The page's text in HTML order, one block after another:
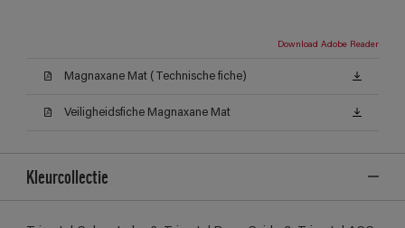
Download Adobe Reader
Magnaxane Mat (Technische fiche)
Veiligheidsfiche Magnaxane Mat
Kleurcollectie